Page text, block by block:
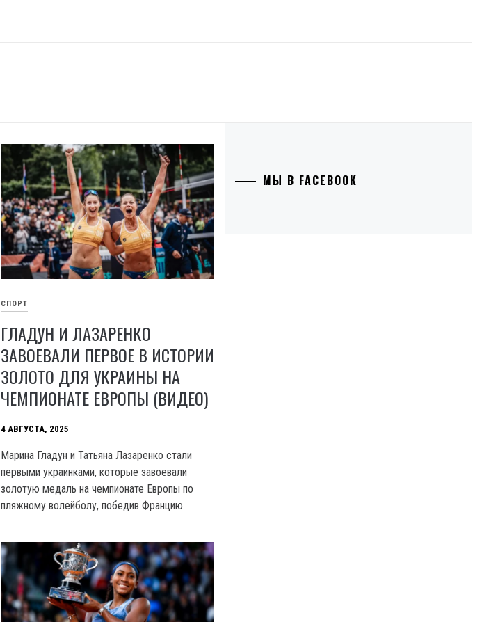
СПОРТ
ГЛАДУН И ЛАЗАРЕНКО
ЗАВОЕВАЛИ ПЕРВОЕ В ИСТОРИИ
ЗОЛОТО ДЛЯ УКРАИНЫ НА
ЧЕМПИОНАТЕ ЕВРОПЫ (ВИДЕО)
4 АВГУСТА, 2025
Марина Гладун и Татьяна Лазаренко стали
первыми украинками, которые завоевали
золотую медаль на чемпионате Европы по
пляжному волейболу, победив Францию.
МЫ В FACEBOOK